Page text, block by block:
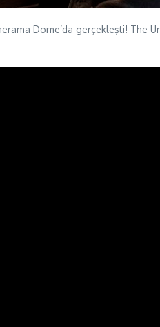
Dome’da gerçekleşti! The